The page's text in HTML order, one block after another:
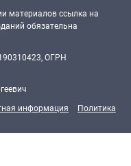
материалов ссылка на
обязательна
ОГРН
информация
Политика